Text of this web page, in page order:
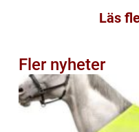
Läs
Fler nyheter